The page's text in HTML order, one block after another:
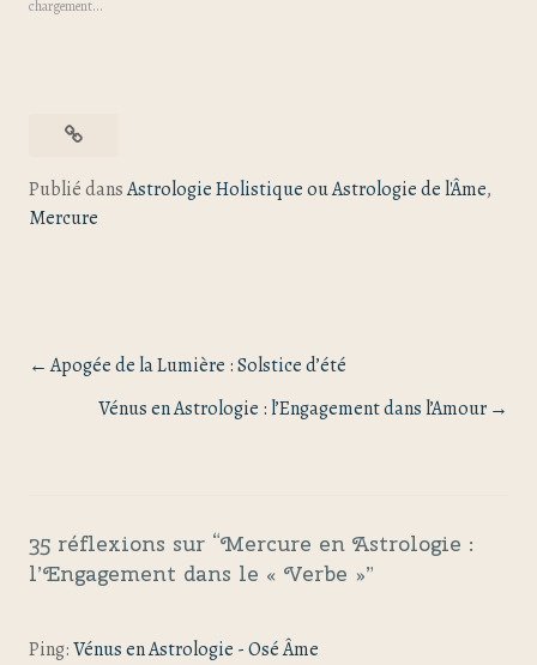
chargement…
Publié dansAstrologie Holistique ou Astrologie de l'Âme,
Mercure
Apogée de la Lumière : Solstice d’été
Vénus en Astrologie : l’Engagement dans l’Amour
35 réflexions sur “Mercure en Astrologie :
l’Engagement dans le « Verbe »”
Ping:Vénus en Astrologie - Osé Âme